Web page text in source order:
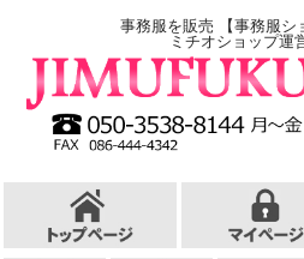
事務服を販売 【事務服シ
ミチオショップ運